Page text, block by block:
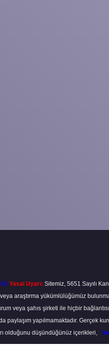
Yasal Uyarı: Sitemiz, 5651 Sayılı
araştırma yükümlülüğümüz
veya şahıs şirketi ile hiçbir
paylaşım yapılmamaktadır.
olduğunu düşündüğünüz içerikleri,